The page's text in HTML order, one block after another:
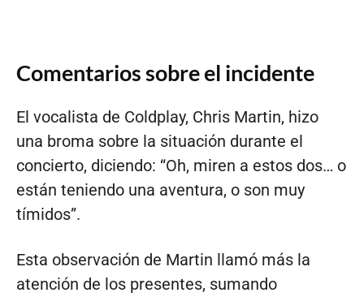
Comentarios sobre el incidente
El vocalista de Coldplay, Chris Martin, hizo
una broma sobre la situación durante el
concierto, diciendo: “Oh, miren a estos dos… o
están teniendo una aventura, o son muy
tímidos”.
Esta observación de Martin llamó más la
atención de los presentes, sumando